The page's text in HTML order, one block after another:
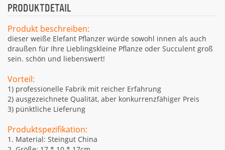
PRODUKTDETAIL
Produkt beschreiben:
dieser weiße Elefant Pflanzer würde sowohl innen als auch
draußen für Ihre Lieblingskleine Pflanze oder Succulent groß
sein. schön und liebenswert!
Vorteil:
1) professionelle Fabrik mit reicher Erfahrung
2) ausgezeichnete Qualität, aber konkurrenzfähiger Preis
3) pünktliche Lieferung
Produktspezifikation:
1. Material: Steingut China